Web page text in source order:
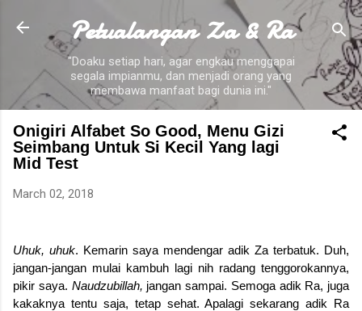
Skip to main content
Petualangan Za & Ra
"Doaku setiap hari, agar engkau menggapai
segala impianmu, dan menjadi orang yang
membawa manfaat bagi dunia ini."
Onigiri Alfabet So Good, Menu Gizi
Seimbang Untuk Si Kecil Yang lagi
Mid Test
March 02, 2018
Uhuk, uhuk. Kemarin saya mendengar adik Za terbatuk. Duh,
jangan-jangan mulai kambuh lagi nih radang tenggorokannya,
pikir saya. Naudzubillah, jangan sampai. Semoga adik Ra, juga
kakaknya tentu saja, tetap sehat. Apalagi sekarang adik Ra